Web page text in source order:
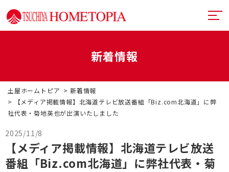
提案力
デザイン
満足度向上
リフォームメニュー
戸建てリフォーム
マンションリフォーム
お近くのショールーム
イベント情報
新着情報
土屋ホームトピア
新着情報
【メディア掲載情報】北海道テレビ放送番組「Biz.com北海道」に弊
社代表・菊地英也が出演いたしました
2025/11/8
【メディア掲載情報】北海道テレビ放送
番組「Biz.com北海道」に弊社代表・菊